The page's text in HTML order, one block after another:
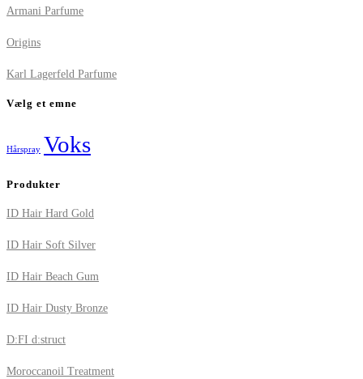
Armani Parfume
Origins
Karl Lagerfeld Parfume
Vælg et emne
Hårspray Voks
Produkter
ID Hair Hard Gold
ID Hair Soft Silver
ID Hair Beach Gum
ID Hair Dusty Bronze
D:FI d:struct
Moroccanoil Treatment